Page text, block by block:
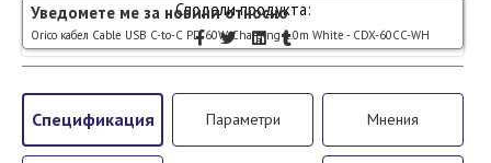
Сподели продукта:
Уведомете ме за новини относно
Orico кабел Cable USB C-to-C PD 60W Charging 1.0m White - CDX-60CC-WH
Спецификация Параметри Мнения